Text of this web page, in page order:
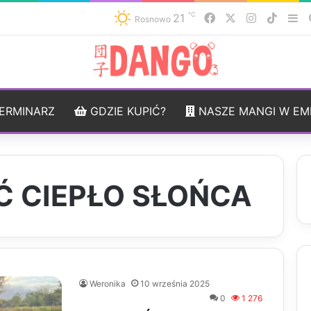
Rosnowo 21 ℃ Facebook Instagram
GDZIE KUPIĆ? NASZE MANGI W
CIEPŁO SŁOŃCA
Weronika
10 września 2025
0
1 276